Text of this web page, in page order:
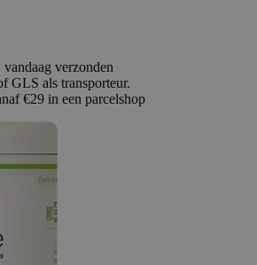
verzonden
GLS als transporteur.
€29 in een parcelshop